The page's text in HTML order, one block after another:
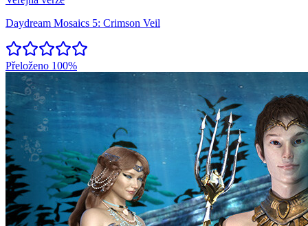
Daydream Mosaics 5: Crimson Veil
Přeloženo 100%